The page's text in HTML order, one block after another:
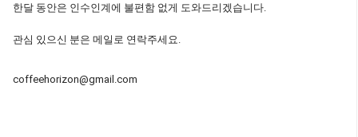
한달 동안은 인수인계에 불편함 없게 도와드리겠습니다.
관심 있으신 분은 메일로 연락주세요.
coffeehorizon@gmail.com